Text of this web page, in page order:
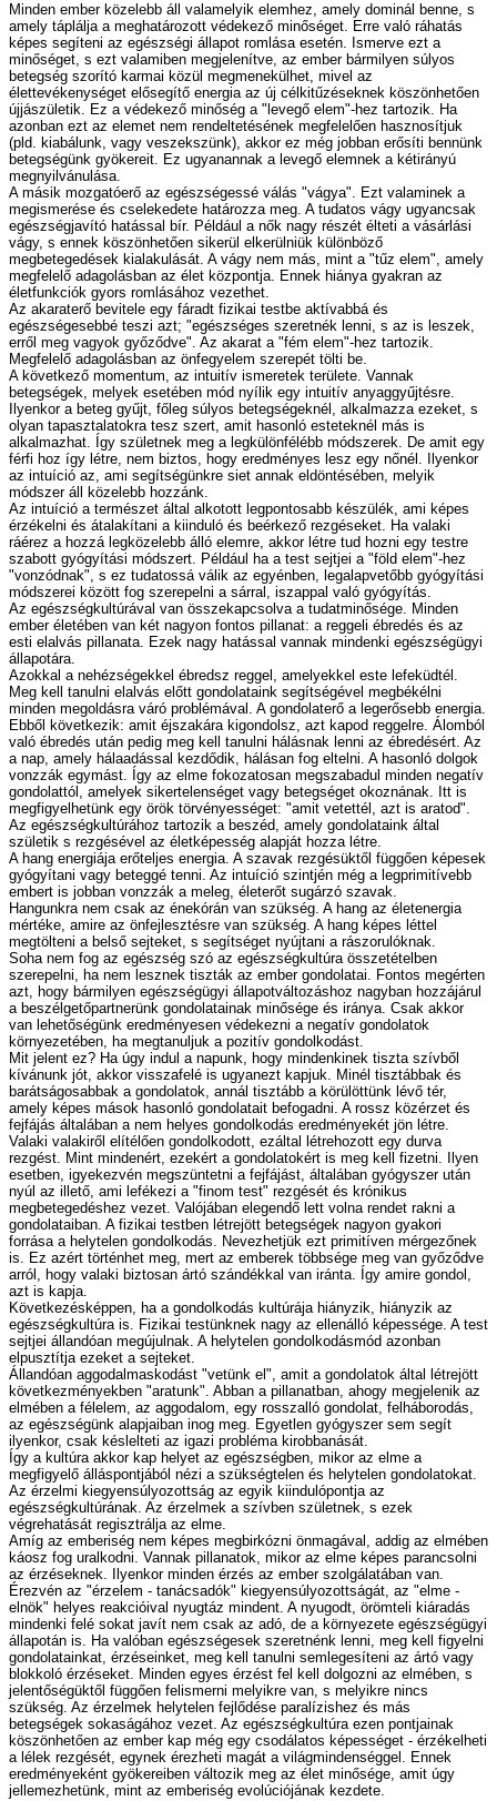
Minden ember közelebb áll valamelyik elemhez, amely dominál benne, s
amely táplálja a meghatározott védekező minőséget. Erre való ráhatás
képes segíteni az egészségi állapot romlása esetén. Ismerve ezt a
minőséget, s ezt valamiben megjelenítve, az ember bármilyen súlyos
betegség szorító karmai közül megmenekülhet, mivel az
élettevékenységet elősegítő energia az új célkitűzéseknek köszönhetően
újjászületik. Ez a védekező minőség a "levegő elem"-hez tartozik. Ha
azonban ezt az elemet nem rendeltetésének megfelelően hasznosítjuk
(pld. kiabálunk, vagy veszekszünk), akkor ez még jobban erősíti bennünk
betegségünk gyökereit. Ez ugyanannak a levegő elemnek a kétirányú
megnyilvánulása.
A másik mozgatóerő az egészségessé válás "vágya". Ezt valaminek a
megismerése és cselekedete határozza meg. A tudatos vágy ugyancsak
egészségjavító hatással bír. Például a nők nagy részét élteti a vásárlási
vágy, s ennek köszönhetően sikerül elkerülniük különböző
megbetegedések kialakulását. A vágy nem más, mint a "tűz elem", amely
megfelelő adagolásban az élet központja. Ennek hiánya gyakran az
életfunkciók gyors romlásához vezethet.
Az akaraterő bevitele egy fáradt fizikai testbe aktívabbá és
egészségesebbé teszi azt; "egészséges szeretnék lenni, s az is leszek,
erről meg vagyok győződve". Az akarat a "fém elem"-hez tartozik.
Megfelelő adagolásban az önfegyelem szerepét tölti be.
A következő momentum, az intuitív ismeretek területe. Vannak
betegségek, melyek esetében mód nyílik egy intuitív anyaggyűjtésre.
Ilyenkor a beteg gyűjt, főleg súlyos betegségeknél, alkalmazza ezeket, s
olyan tapasztalatokra tesz szert, amit hasonló esteteknél más is
alkalmazhat. Így születnek meg a legkülönfélébb módszerek. De amit egy
férfi hoz így létre, nem biztos, hogy eredményes lesz egy nőnél. Ilyenkor
az intuíció az, ami segítségünkre siet annak eldöntésében, melyik
módszer áll közelebb hozzánk.
Az intuíció a természet által alkotott legpontosabb készülék, ami képes
érzékelni és átalakítani a kiinduló és beérkező rezgéseket. Ha valaki
ráérez a hozzá legközelebb álló elemre, akkor létre tud hozni egy testre
szabott gyógyítási módszert. Például ha a test sejtjei a "föld elem"-hez
"vonzódnak", s ez tudatossá válik az egyénben, legalapvetőbb gyógyítási
módszerei között fog szerepelni a sárral, iszappal való gyógyítás.
Az egészségkultúrával van összekapcsolva a tudatminősége. Minden
ember életében van két nagyon fontos pillanat: a reggeli ébredés és az
esti elalvás pillanata. Ezek nagy hatással vannak mindenki egészségügyi
állapotára.
Azokkal a nehézségekkel ébredsz reggel, amelyekkel este lefeküdtél.
Meg kell tanulni elalvás előtt gondolataink segítségével megbékélni
minden megoldásra váró problémával. A gondolaterő a legerősebb energia.
Ebből következik: amit éjszakára kigondolsz, azt kapod reggelre. Álomból
való ébredés után pedig meg kell tanulni hálásnak lenni az ébredésért. Az
a nap, amely hálaadással kezdődik, hálásan fog eltelni. A hasonló dolgok
vonzzák egymást. Így az elme fokozatosan megszabadul minden negatív
gondolattól, amelyek sikertelenséget vagy betegséget okoznának. Itt is
megfigyelhetünk egy örök törvényességet: "amit vetettél, azt is aratod".
Az egészségkultúrához tartozik a beszéd, amely gondolataink által
születik s rezgésével az életképesség alapját hozza létre.
A hang energiája erőteljes energia. A szavak rezgésüktől függően képesek
gyógyítani vagy beteggé tenni. Az intuíció szintjén még a legprimitívebb
embert is jobban vonzzák a meleg, életerőt sugárzó szavak.
Hangunkra nem csak az énekórán van szükség. A hang az életenergia
mértéke, amire az önfejlesztésre van szükség. A hang képes léttel
megtölteni a belső sejteket, s segítséget nyújtani a rászorulóknak.
Soha nem fog az egészség szó az egészségkultúra összetételben
szerepelni, ha nem lesznek tiszták az ember gondolatai. Fontos megérten
azt, hogy bármilyen egészségügyi állapotváltozáshoz nagyban hozzájárul
a beszélgetőpartnerünk gondolatainak minősége és iránya. Csak akkor
van lehetőségünk eredményesen védekezni a negatív gondolatok
környezetében, ha megtanuljuk a pozitív gondolkodást.
Mit jelent ez? Ha úgy indul a napunk, hogy mindenkinek tiszta szívből
kívánunk jót, akkor visszafelé is ugyanezt kapjuk. Minél tisztábbak és
barátságosabbak a gondolatok, annál tisztább a körülöttünk lévő tér,
amely képes mások hasonló gondolatait befogadni. A rossz közérzet és
fejfájás általában a nem helyes gondolkodás eredményekét jön létre.
Valaki valakiről elítélően gondolkodott, ezáltal létrehozott egy durva
rezgést. Mint mindenért, ezekért a gondolatokért is meg kell fizetni. Ilyen
esetben, igyekezvén megszüntetni a fejfájást, általában gyógyszer után
nyúl az illető, ami lefékezi a "finom test" rezgését és krónikus
megbetegedéshez vezet. Valójában elegendő lett volna rendet rakni a
gondolataiban. A fizikai testben létrejött betegségek nagyon gyakori
forrása a helytelen gondolkodás. Nevezhetjük ezt primitíven mérgezőnek
is. Ez azért történhet meg, mert az emberek többsége meg van győződve
arról, hogy valaki biztosan ártó szándékkal van iránta. Így amire gondol,
azt is kapja.
Következésképpen, ha a gondolkodás kultúrája hiányzik, hiányzik az
egészségkultúra is. Fizikai testünknek nagy az ellenálló képessége. A test
sejtjei állandóan megújulnak. A helytelen gondolkodásmód azonban
elpusztítja ezeket a sejteket.
Állandóan aggodalmaskodást "vetünk el", amit a gondolatok által létrejött
következményekben "aratunk". Abban a pillanatban, ahogy megjelenik az
elmében a félelem, az aggodalom, egy rosszalló gondolat, felháborodás,
az egészségünk alapjaiban inog meg. Egyetlen gyógyszer sem segít
ilyenkor, csak késlelteti az igazi probléma kirobbanását.
Így a kultúra akkor kap helyet az egészségben, mikor az elme a
megfigyelő álláspontjából nézi a szükségtelen és helytelen gondolatokat.
Az érzelmi kiegyensúlyozottság az egyik kiindulópontja az
egészségkultúrának. Az érzelmek a szívben születnek, s ezek
végrehatását regisztrálja az elme.
Amíg az emberiség nem képes megbirkózni önmagával, addig az elmében
káosz fog uralkodni. Vannak pillanatok, mikor az elme képes parancsolni
az érzéseknek. Ilyenkor minden érzés az ember szolgálatában van.
Érezvén az "érzelem - tanácsadók" kiegyensúlyozottságát, az "elme -
elnök" helyes reakcióival nyugtáz mindent. A nyugodt, örömteli kiáradás
mindenki felé sokat javít nem csak az adó, de a környezete egészségügyi
állapotán is. Ha valóban egészségesek szeretnénk lenni, meg kell figyelni
gondolatainkat, érzéseinket, meg kell tanulni semlegesíteni az ártó vagy
blokkoló érzéseket. Minden egyes érzést fel kell dolgozni az elmében, s
jelentőségüktől függően felismerni melyikre van, s melyikre nincs
szükség. Az érzelmek helytelen fejlődése paralízishez és más
betegségek sokaságához vezet. Az egészségkultúra ezen pontjainak
köszönhetően az ember kap még egy csodálatos képességet - érzékelheti
a lélek rezgését, egynek érezheti magát a világmindenséggel. Ennek
eredményeként gyökereiben változik meg az élet minősége, amit úgy
jellemezhetünk, mint az emberiség evolúciójának kezdete.